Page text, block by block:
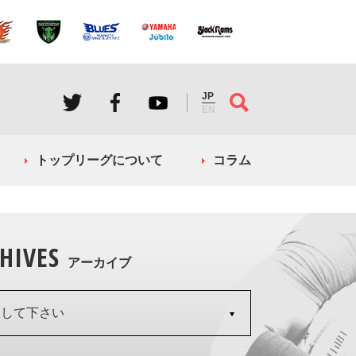
JP
EN
トップリーグについて コラム
アーカイブ
て下さい